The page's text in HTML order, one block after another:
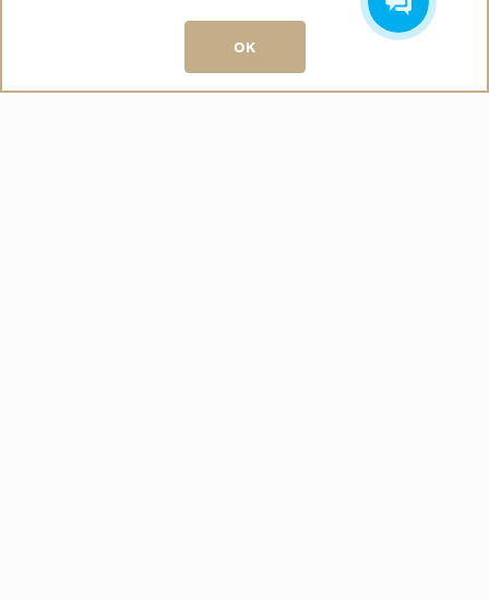
пн-вс 10:00 - 19:00
E-mail:
info@baza-plitki.ru
OK